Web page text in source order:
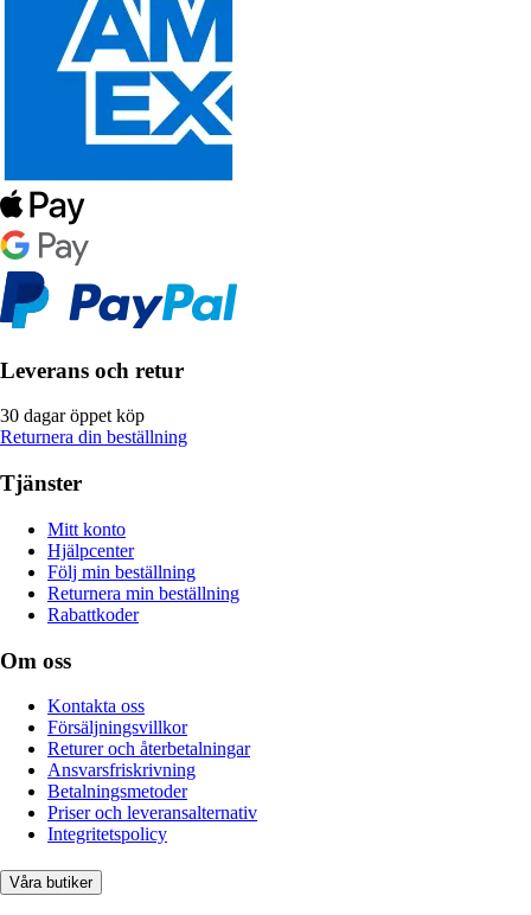
Leverans och retur
30 dagar öppet köp
Returnera din beställning
Tjänster
Mitt konto
Hjälpcenter
Följ min beställning
Returnera min beställning
Rabattkoder
Om oss
Kontakta oss
Försäljningsvillkor
Returer och återbetalningar
Ansvarsfriskrivning
Betalningsmetoder
Priser och leveransalternativ
Integritetspolicy
Våra butiker